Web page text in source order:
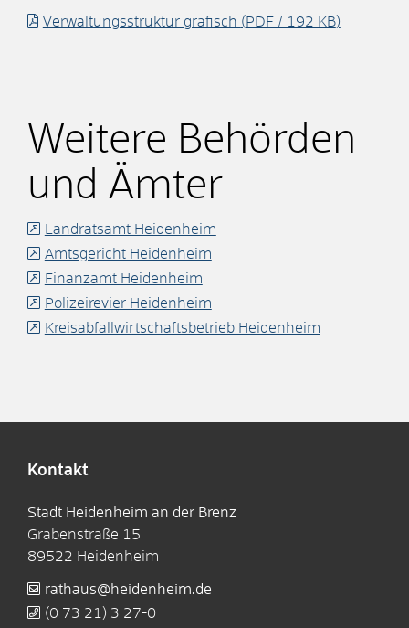
Verwaltungsstruktur grafisch (PDF / 192 KB)
Weitere Behörden
und Ämter
Landratsamt Heidenheim
Amtsgericht Heidenheim
Finanzamt Heidenheim
Polizeirevier Heidenheim
Kreisabfallwirtschaftsbetrieb Heidenheim
Kontakt
Stadt Heidenheim an der Brenz
Grabenstraße 15
89522 Heidenheim
rathaus@heidenheim.de
(0 73 21) 3 27-0